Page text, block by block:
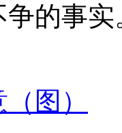
的事实
图）